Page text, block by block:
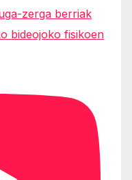
zerga berriak
bideojoko fisikoen